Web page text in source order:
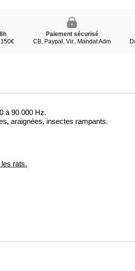
Paiement sécurisé
CB, Paypal, Vir., Mandat Adm
à 90 000 Hz.
araignées, insectes rampants.
rats.